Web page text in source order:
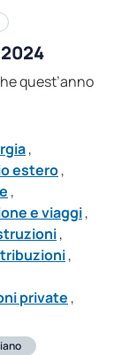
quest’anno
,
estero,
,
e viaggi,
,
,
private ,